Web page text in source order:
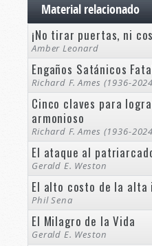
Material relacionado
¡No tirar puertas, ni
Amber Leonard
Engaños Satánicos
Richard F. Ames (1936-
Cinco claves para
armonioso
Richard F. Ames (1936-
El ataque al
Gerald E. Weston
El alto costo de la alta
Phil Sena
El Milagro de la Vida
Gerald E. Weston